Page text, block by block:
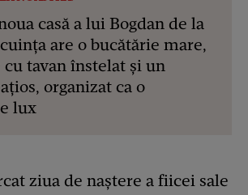
casă a lui Bogdan de la
are o bucătărie mare,
tavan înstelat și un
organizat ca o
lux
ziua de naștere a fiicei sale